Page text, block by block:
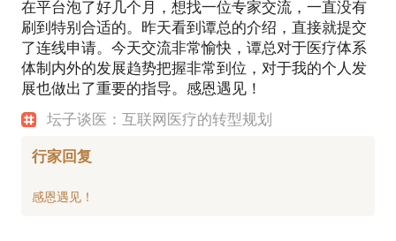
在平台泡了好几个月，想找一位专家交流，一直没有
刷到特别合适的。昨天看到谭总的介绍，直接就提交
了连线申请。今天交流非常愉快，谭总对于医疗体系
体制内外的发展趋势把握非常到位，对于我的个人发
展也做出了重要的指导。感恩遇见！
坛子谈医：互联网医疗的转型规划
行家回复